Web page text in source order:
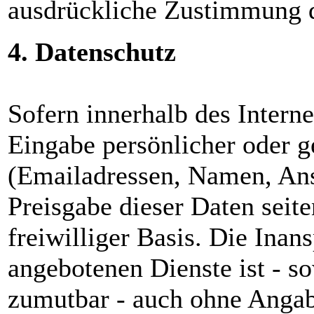
ausdrückliche Zustimmung
4. Datenschutz
Sofern innerhalb des
Eingabe persönlicher oder
(Emailadressen, Namen,
Preisgabe dieser Daten
freiwilliger Basis. Die
angebotenen Dienste ist -
zumutbar - auch ohne